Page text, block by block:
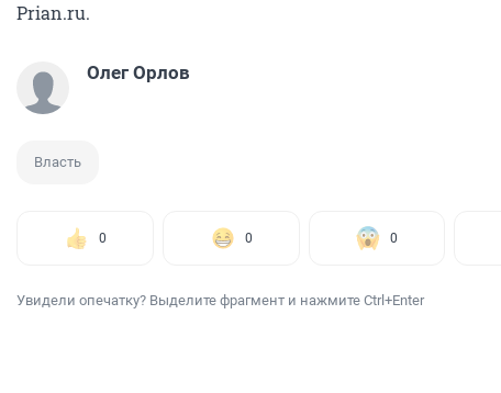
Prian.ru.
Олег Орлов
Власть
0 0 0
Увидели опечатку? Выделите фрагмент и нажмите Ctrl+Enter